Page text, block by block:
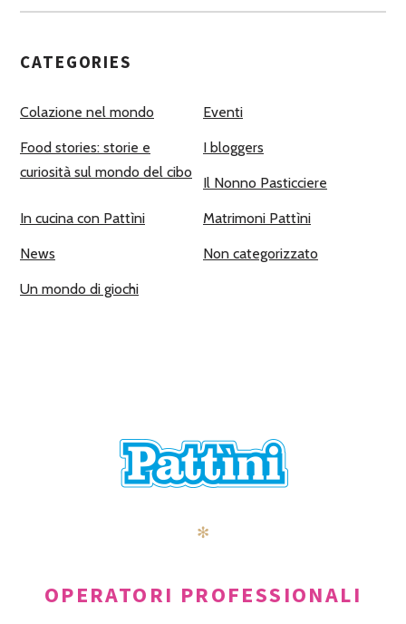
CATEGORIES
Colazione nel mondo Eventi
Food stories: storie e
curiosità sul mondo del cibo
I bloggers
Il Nonno Pasticciere
In cucina con Pattìni Matrimoni Pattìni
News Non categorizzato
Un mondo di giochi
✻
OPERATORI PROFESSIONALI